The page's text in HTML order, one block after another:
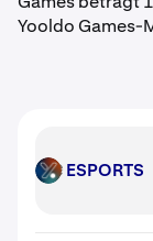
Yooldo Games-
ESPORTS ESPORTS